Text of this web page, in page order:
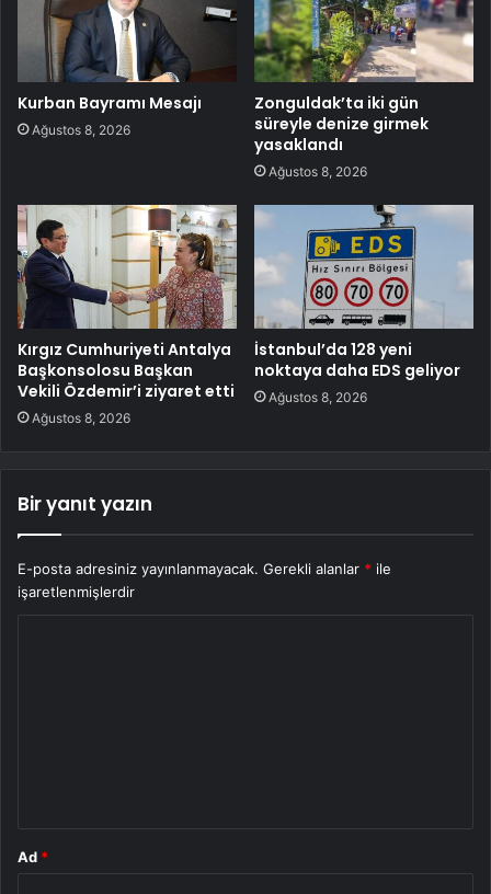
Kurban Bayramı Mesajı
Ağustos 8, 2026
Zonguldak’ta iki gün
süreyle denize girmek
yasaklandı
Ağustos 8, 2026
Kırgız Cumhuriyeti Antalya
Başkonsolosu Başkan
Vekili Özdemir’i ziyaret etti
Ağustos 8, 2026
İstanbul’da 128 yeni
noktaya daha EDS geliyor
Ağustos 8, 2026
Bir yanıt yazın
E-posta adresiniz yayınlanmayacak. Gerekli alanlar * ile
işaretlenmişlerdir
Ad *